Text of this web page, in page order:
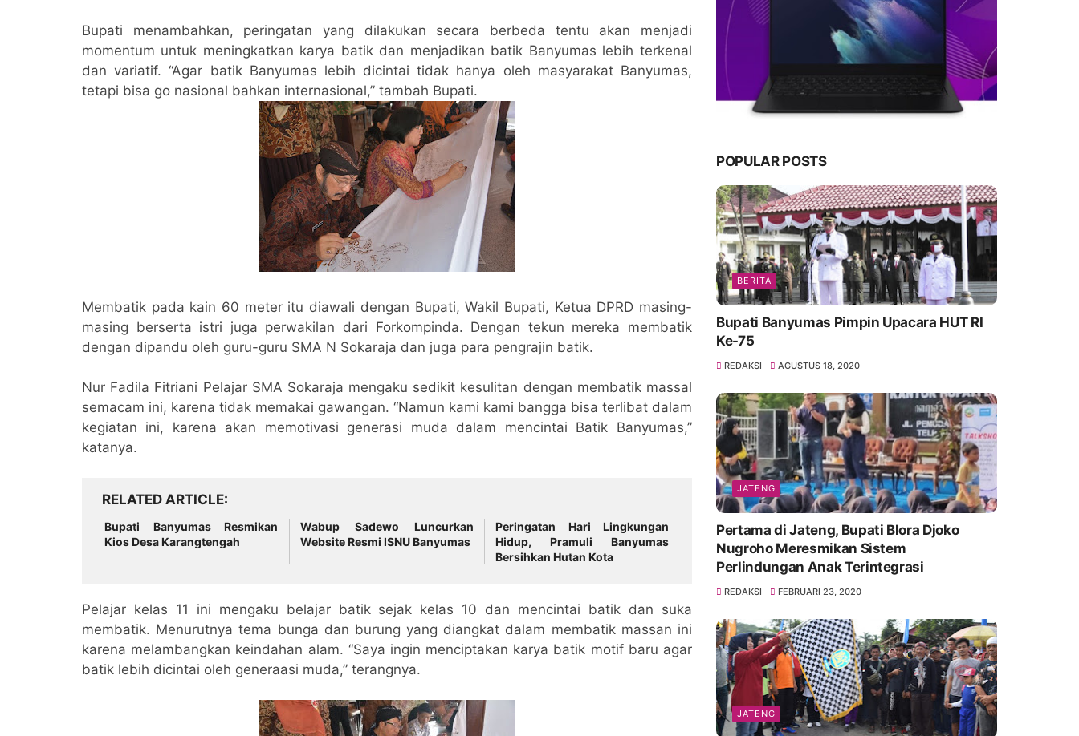
Bupati menambahkan, peringatan yang dilakukan secara berbeda tentu akan menjadi
momentum untuk meningkatkan karya batik dan menjadikan batik Banyumas lebih terkenal
dan variatif. “Agar batik Banyumas lebih dicintai tidak hanya oleh masyarakat Banyumas,
tetapi bisa go nasional bahkan internasional,” tambah Bupati.
Membatik pada kain 60 meter itu diawali dengan Bupati, Wakil Bupati, Ketua DPRD masing-
masing berserta istri juga perwakilan dari Forkompinda. Dengan tekun mereka membatik
dengan dipandu oleh guru-guru SMA N Sokaraja dan juga para pengrajin batik.
Nur Fadila Fitriani Pelajar SMA Sokaraja mengaku sedikit kesulitan dengan membatik massal
semacam ini, karena tidak memakai gawangan. “Namun kami kami bangga bisa terlibat dalam
kegiatan ini, karena akan memotivasi generasi muda dalam mencintai Batik Banyumas,”
katanya.
RELATED ARTICLE
Bupati Banyumas Resmikan
Kios Desa Karangtengah
Wabup Sadewo Luncurkan
Website Resmi ISNU Banyumas
Peringatan Hari Lingkungan
Hidup, Pramuli Banyumas
Bersihkan Hutan Kota
Pelajar kelas 11 ini mengaku belajar batik sejak kelas 10 dan mencintai batik dan suka
membatik. Menurutnya tema bunga dan burung yang diangkat dalam membatik massan ini
karena melambangkan keindahan alam. “Saya ingin menciptakan karya batik motif baru agar
batik lebih dicintai oleh generaasi muda,” terangnya.
POPULAR POSTS
BERITA
Bupati Banyumas Pimpin Upacara HUT RI
Ke-75
REDAKSI AGUSTUS 18, 2020
JATENG
Pertama di Jateng, Bupati Blora Djoko
Nugroho Meresmikan Sistem
Perlindungan Anak Terintegrasi
REDAKSI FEBRUARI 23, 2020
JATENG